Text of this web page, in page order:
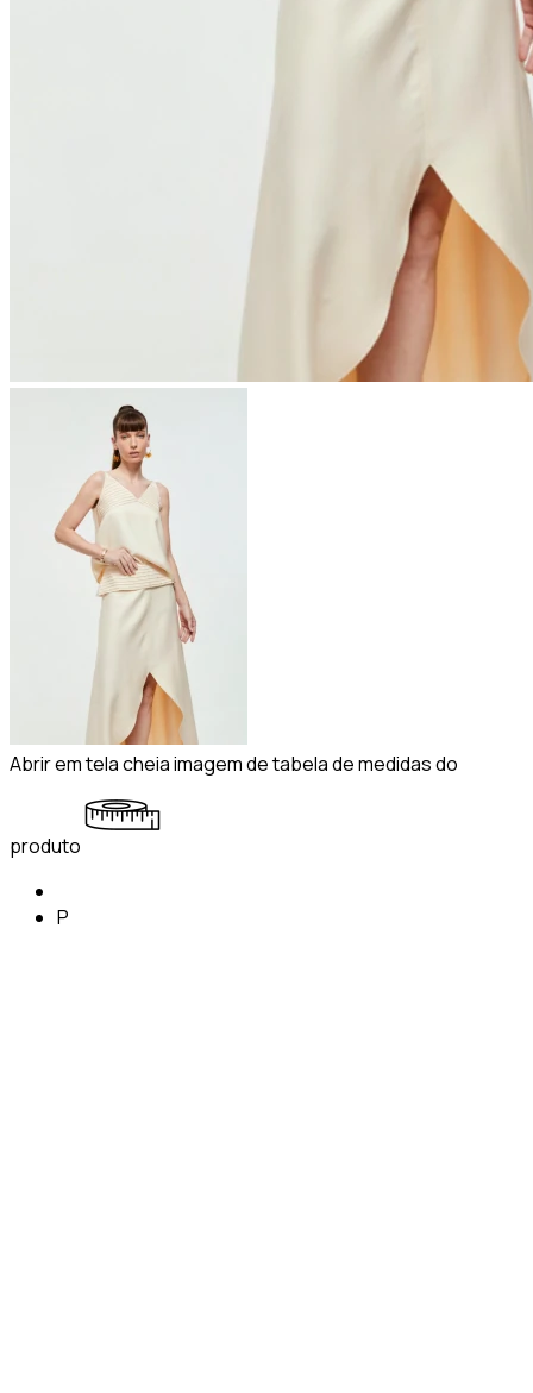
Abrir em tela cheia imagem de tabela de medidas do
produto
P